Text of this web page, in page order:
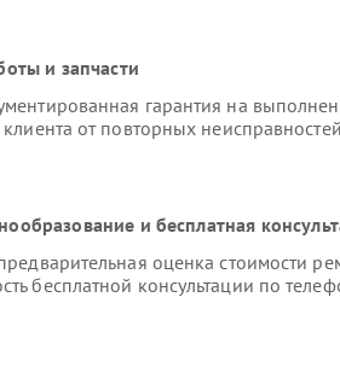
и запчасти
гарантия на
от повторных неисправностей
и бесплатная
оценка стоимости
бесплатной консультации по